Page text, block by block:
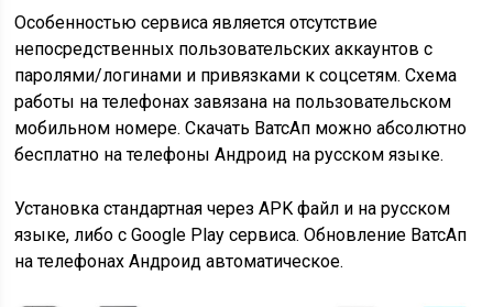
Особенностью сервиса является отсутствие
непосредственных пользовательских аккаунтов с
паролями/логинами и привязками к соцсетям. Схема
работы на телефонах завязана на пользовательском
мобильном номере. Скачать ВатсАп можно абсолютно
бесплатно на телефоны Андроид на русском языке.
Установка стандартная через APK файл и на русском
языке, либо с Google Play сервиса. Обновление ВатсАп
на телефонах Андроид автоматическое.